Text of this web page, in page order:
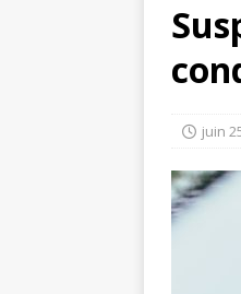
juin